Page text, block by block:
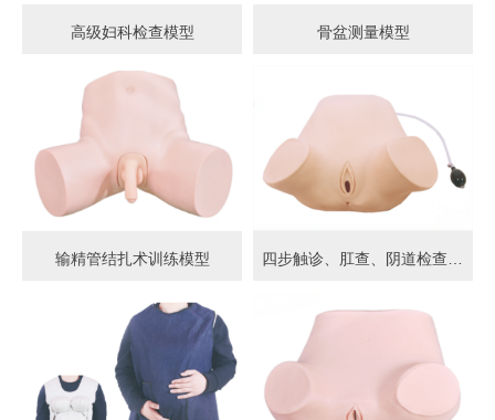
高级妇科检查模型 骨盆测量模型
输精管结扎术训练模型